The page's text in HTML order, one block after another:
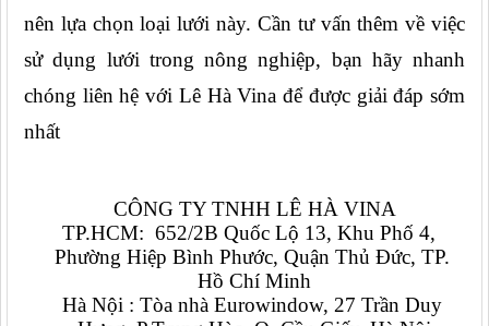
nên lựa chọn loại lưới này. Cần tư vấn thêm về việc
sử dụng lưới trong nông nghiệp, bạn hãy nhanh
chóng liên hệ với Lê Hà Vina để được giải đáp sớm
nhất
CÔNG TY TNHH LÊ HÀ VINA
TP.HCM:  652/2B Quốc Lộ 13, Khu Phố 4,
Phường Hiệp Bình Phước, Quận Thủ Đức, TP.
Hồ Chí Minh
Hà Nội : Tòa nhà Eurowindow, 27 Trần Duy